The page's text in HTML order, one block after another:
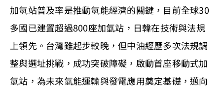
加氫站普及率是推動氫能經濟的關鍵，目前全球30
多國已建置超過800座加氫站，日韓在技術與法規
上領先。台灣雖起步較晚，但中油經歷多次法規調
整與選址挑戰，成功突破障礙，啟動首座移動式加
氫站，為未來氫能運輸與發電應用奠定基礎，邁向